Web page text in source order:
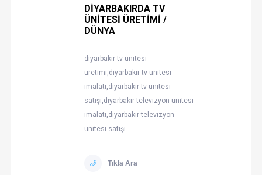
DİYARBAKIRDA TV
ÜNİTESİ ÜRETİMİ /
DÜNYA
diyarbakır tv ünitesi
üretimi,diyarbakır tv ünitesi
imalatı,diyarbakır tv ünitesi
satışı,diyarbakır televizyon ünitesi
imalatı,diyarbakır televizyon
ünitesi satışı
Tıkla Ara